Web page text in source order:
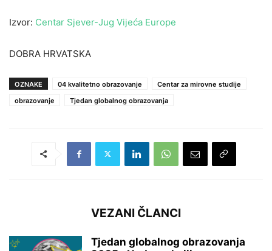
Izvor: Centar Sjever-Jug Vijeća Europe
DOBRA HRVATSKA
OZNAKE 04 kvalitetno obrazovanje
Centar za mirovne studije
obrazovanje
Tjedan globalnog obrazovanja
VEZANI ČLANCI
Tjedan globalnog obrazovanja